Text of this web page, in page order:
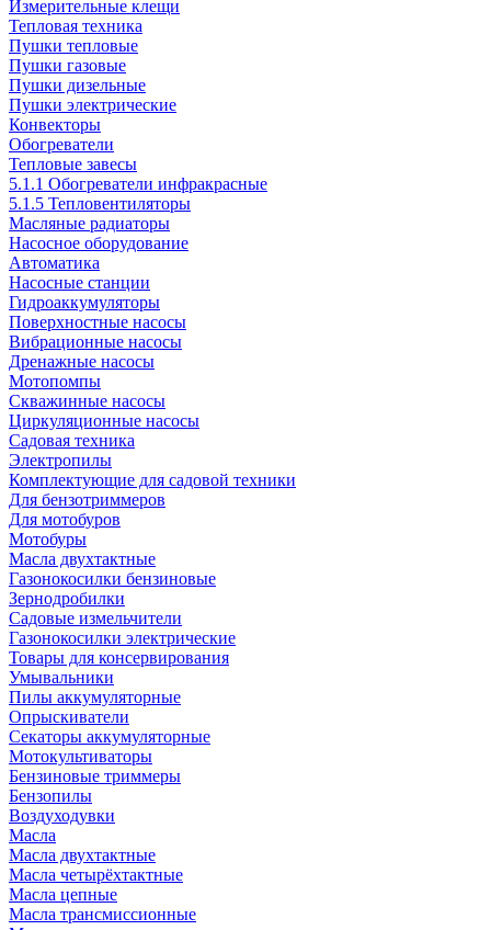
Измерительные клещи
Тепловая техника
Пушки тепловые
Пушки газовые
Пушки дизельные
Пушки электрические
Конвекторы
Обогреватели
Тепловые завесы
5.1.1 Обогреватели инфракрасные
5.1.5 Тепловентиляторы
Масляные радиаторы
Насосное оборудование
Автоматика
Насосные станции
Гидроаккумуляторы
Поверхностные насосы
Вибрационные насосы
Дренажные насосы
Мотопомпы
Скважинные насосы
Циркуляционные насосы
Садовая техника
Электропилы
Комплектующие для садовой техники
Для бензотриммеров
Для мотобуров
Мотобуры
Масла двухтактные
Газонокосилки бензиновые
Зернодробилки
Садовые измельчители
Газонокосилки электрические
Товары для консервирования
Умывальники
Пилы аккумуляторные
Опрыскиватели
Секаторы аккумуляторные
Мотокультиваторы
Бензиновые триммеры
Бензопилы
Воздуходувки
Масла
Масла двухтактные
Масла четырёхтактные
Масла цепные
Масла трансмиссионные